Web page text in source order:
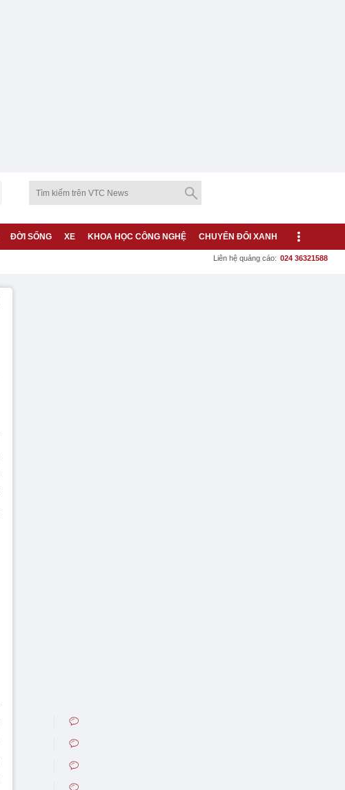
ĐỜI SỐNG XE KHOA HỌC CÔNG NGHỆ CHUYỂN ĐỔI XANH
Liên hệ quảng cáo: 024 36321588